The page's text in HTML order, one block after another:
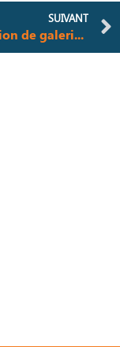
SUIVANT
Sécurisation de galeries souterraines pour de nombreux exploitants industriels